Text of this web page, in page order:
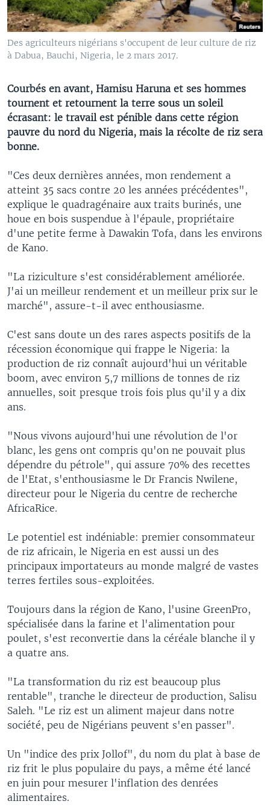
Des agriculteurs nigérians s'occupent de leur culture de riz
à Dabua, Bauchi, Nigeria, le 2 mars 2017.
Courbés en avant, Hamisu Haruna et ses hommes
tournent et retournent la terre sous un soleil
écrasant: le travail est pénible dans cette région
pauvre du nord du Nigeria, mais la récolte de riz sera
bonne.
"Ces deux dernières années, mon rendement a
atteint 35 sacs contre 20 les années précédentes",
explique le quadragénaire aux traits burinés, une
houe en bois suspendue à l'épaule, propriétaire
d'une petite ferme à Dawakin Tofa, dans les environs
de Kano.
"La riziculture s'est considérablement améliorée.
J'ai un meilleur rendement et un meilleur prix sur le
marché", assure-t-il avec enthousiasme.
C'est sans doute un des rares aspects positifs de la
récession économique qui frappe le Nigeria: la
production de riz connaît aujourd'hui un véritable
boom, avec environ 5,7 millions de tonnes de riz
annuelles, soit presque trois fois plus qu'il y a dix
ans.
"Nous vivons aujourd'hui une révolution de l'or
blanc, les gens ont compris qu'on ne pouvait plus
dépendre du pétrole", qui assure 70% des recettes
de l'Etat, s'enthousiasme le Dr Francis Nwilene,
directeur pour le Nigeria du centre de recherche
AfricaRice.
Le potentiel est indéniable: premier consommateur
de riz africain, le Nigeria en est aussi un des
principaux importateurs au monde malgré de vastes
terres fertiles sous-exploitées.
Toujours dans la région de Kano, l'usine GreenPro,
spécialisée dans la farine et l'alimentation pour
poulet, s'est reconvertie dans la céréale blanche il y
a quatre ans.
"La transformation du riz est beaucoup plus
rentable", tranche le directeur de production, Salisu
Saleh. "Le riz est un aliment majeur dans notre
société, peu de Nigérians peuvent s'en passer".
Un "indice des prix Jollof", du nom du plat à base de
riz frit le plus populaire du pays, a même été lancé
en juin pour mesurer l'inflation des denrées
alimentaires.